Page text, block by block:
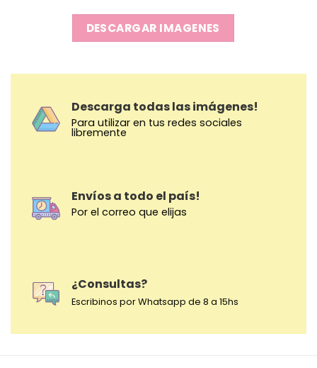
DESCARGAR IMAGENES
Descarga todas las imágenes!
Para utilizar en tus redes sociales
libremente
Envíos a todo el país!
Por el correo que elijas
¿Consultas?
Escribinos por Whatsapp de 8 a 15hs